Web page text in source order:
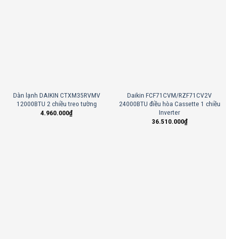
Dàn lạnh DAIKIN CTXM35RVMV
12000BTU 2 chiều treo tường
4.960.000₫
Daikin FCF71CVM/RZF71CV2V
24000BTU điều hòa Cassette 1 chiều
Inverter
36.510.000₫